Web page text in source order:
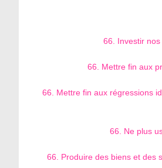
66. Investir
66. Mettre fin aux
66. Mettre fin aux régressions
66. Ne plus
66. Produire des biens et des